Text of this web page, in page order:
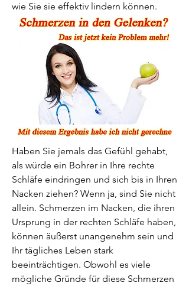
wie Sie sie effektiv lindern können.
Haben Sie jemals das Gefühl gehabt,
als würde ein Bohrer in Ihre rechte
Schläfe eindringen und sich bis in Ihren
Nacken ziehen? Wenn ja, sind Sie nicht
allein. Schmerzen im Nacken, die ihren
Ursprung in der rechten Schläfe haben,
können äußerst unangenehm sein und
Ihr tägliches Leben stark
beeinträchtigen. Obwohl es viele
mögliche Gründe für diese Schmerzen